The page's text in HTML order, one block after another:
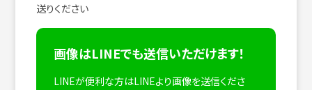
送りください
画像はLINEでも送信いただけます！
LINEが便利な方はLINEより画像を送信くださ